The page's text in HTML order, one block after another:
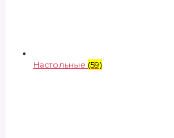
Настольные (59)